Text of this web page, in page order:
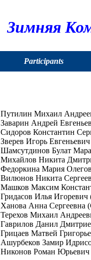
Зимняя
Participants
Путилин Михаил
Заварин Андрей
Сидоров Константин
Зверев Игорь
Шамсутдинов Булат
Михайлов Никита
Федоркина Мария
Вилюнов Никита
Машков Максим
Гридасов Илья Игоревич
Ханова Анна Сергеевна
Терехов Михаил
Гаврилов Данил
Грицаев Матвей
Ашурбеков Замир
Никонов Роман Юрьевич